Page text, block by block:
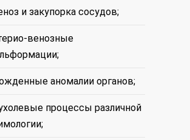
и закупорка сосудов;
венозные
аномалии органов;
процессы различной